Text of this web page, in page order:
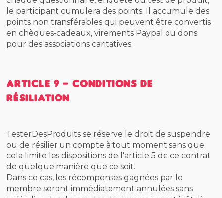
le participant cumulera des points. Il accumule des
points non transférables qui peuvent être convertis
en chèques-cadeaux, virements Paypal ou dons
pour des associations caritatives.
Article 9 - Conditions de
résiliation
TesterDesProduits se réserve le droit de suspendre
ou de résilier un compte à tout moment sans que
cela limite les dispositions de l'article 5 de ce contrat
de quelque manière que ce soit.
Dans ce cas, les récompenses gagnées par le
membre seront immédiatement annulées sans